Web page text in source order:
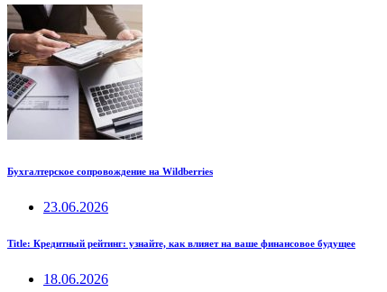
Бухгалтерское сопровождение на Wildberries
23.06.2026
Title: Кредитный рейтинг: узнайте, как влияет на ваше финансовое будущее
18.06.2026